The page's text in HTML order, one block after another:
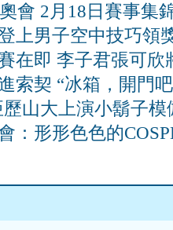
會 2月18日賽事集
上男子空中技巧領
在即 李子君張可欣
索契 “冰箱，開門
山大上演小鬍子模
：形形色色的